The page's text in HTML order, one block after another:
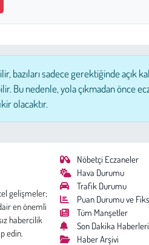
bazıları sadece gerektiğinde açık
Bu nedenle, yola çıkmadan önce
olacaktır.
gelişmeler;
en önemli
habercilik
edin.
Nöbetçi Eczaneler
Hava Durumu
Trafik Durumu
Puan Durumu ve
Tüm Manşetler
Son Dakika Haberleri
Haber Arşivi